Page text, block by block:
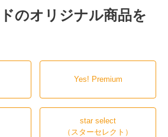
のオリジナル商品を
Yes! Premium
star select
（スターセレクト）